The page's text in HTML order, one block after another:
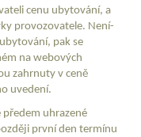
cenu ubytování, a
provozovatele. Není-
pak se
na webových
zahrnuty v ceně
uvedení.
uhrazené
první den termínu